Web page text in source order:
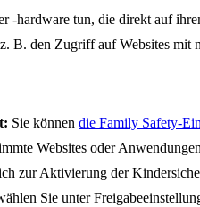
-hardware tun, die direkt auf
B. den Zugriff auf Websites mit
Sie können die Family Safety-
Websites oder
zur Aktivierung der
Sie unter